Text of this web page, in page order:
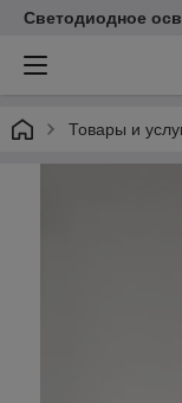
Светодиодное
Товары и